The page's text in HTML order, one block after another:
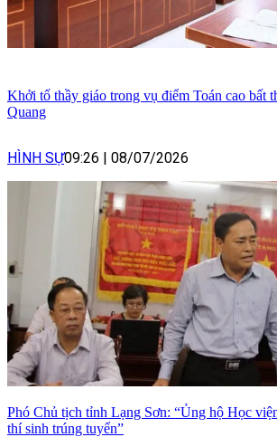
Khởi tố thầy giáo trong vụ điểm Toán cao bất
Quang
HÌNH SỰ09:26 | 08/07/2026
Phó Chủ tịch tỉnh Lạng Sơn: “Ủng hộ Học
thí sinh trúng tuyển”